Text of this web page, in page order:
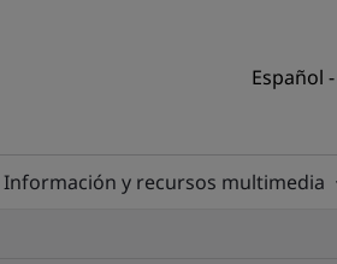
Español
Información y recursos multimedia